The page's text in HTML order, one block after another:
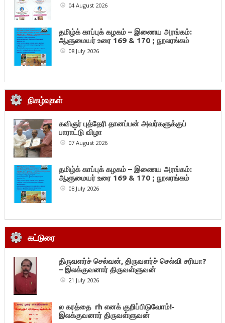
04 August 2026
தமிழ்க் காப்புக் கழகம் – இணைய அரங்கம்:
ஆளுமையர் உரை 169 & 170 ; நூலரங்கம்
08 July 2026
நிகழ்வுகள்
கவிஞர் புத்தேரி தானப்பன் அவர்களுக்குப்
பாராட்டு விழா
07 August 2026
தமிழ்க் காப்புக் கழகம் – இணைய அரங்கம்:
ஆளுமையர் உரை 169 & 170 ; நூலரங்கம்
08 July 2026
கட்டுரை
திருவளர்ச் செல்வன், திருவளர்ச் செல்வி சரியா?
– இலக்குவனார் திருவள்ளுவன்
21 July 2026
ல கரத்தை rh எனக் குறிப்பிடுவோம்!-
இலக்குவனார் திருவள்ளுவன்